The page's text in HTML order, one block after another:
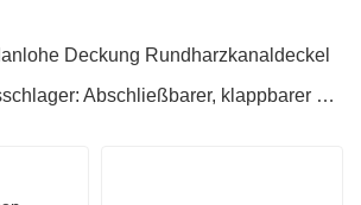
Deckung Rundharzkanaldeckel
nächste : Verkaufsschlager: Abschließbarer, klappbarer Telekommunikations-Schachtdeckel aus Gusseisen